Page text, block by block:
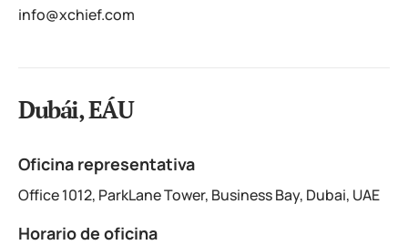
info@xchief.com
Dubái, EÁU
Oficina representativa
Office 1012, ParkLane Tower, Business Bay, Dubai, UAE
Horario de oficina